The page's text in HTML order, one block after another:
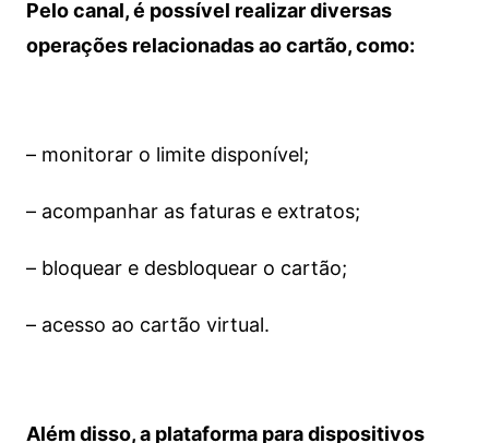
Pelo canal, é possível realizar diversas
operações relacionadas ao cartão, como:
– monitorar o limite disponível;
– acompanhar as faturas e extratos;
– bloquear e desbloquear o cartão;
– acesso ao cartão virtual.
Além disso, a plataforma para dispositivos